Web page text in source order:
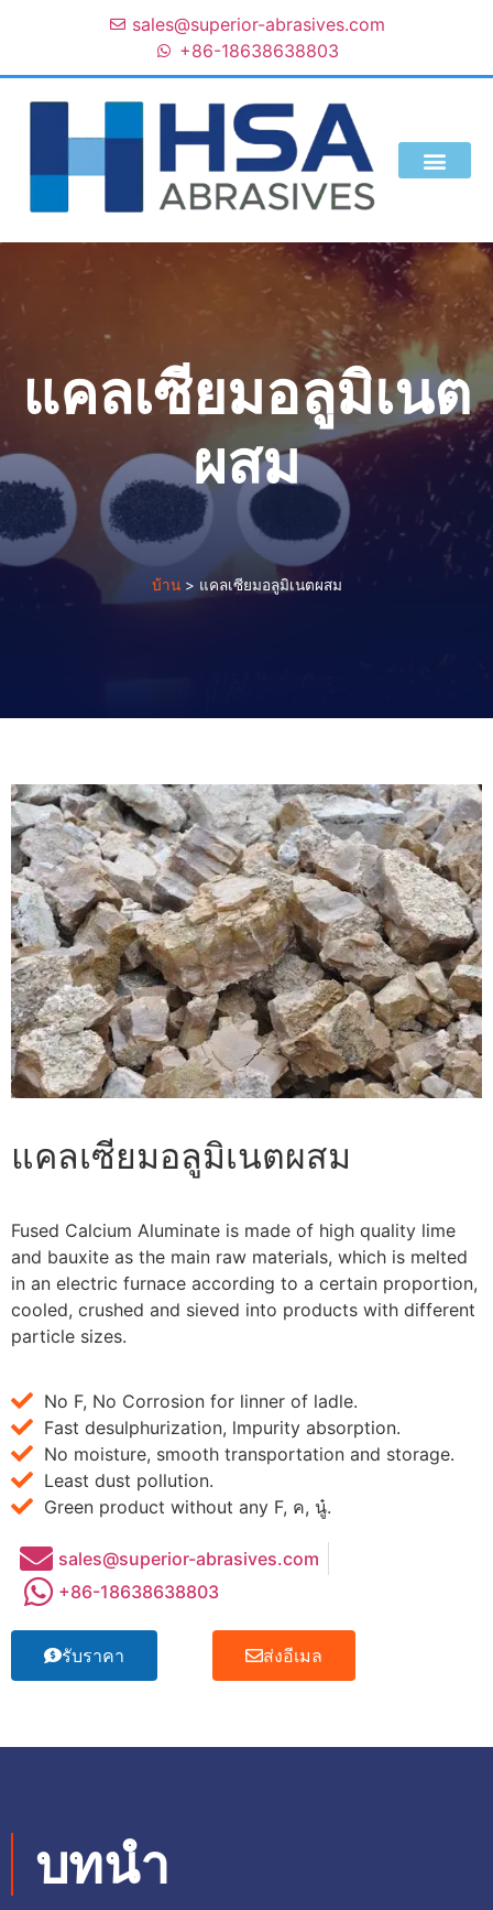
sales@superior-abrasives.com
+86-18638638803
แคลเซียมอลูมิเนต
ผสม
บ้าน> แคลเซียมอลูมิเนตผสม
แคลเซียมอลูมิเนตผสม
Fused Calcium Aluminate is made of high quality lime
and bauxite as the main raw materials, which is melted
in an electric furnace according to a certain proportion,
cooled, crushed and sieved into products with different
particle sizes.
No F, No Corrosion for linner of ladle.
Fast desulphurization, lmpurity absorption.
No moisture, smooth transportation and storage.
Least dust pollution.
Green product without any F, ค, นู๋.
sales@superior-abrasives.com
+86-18638638803
รับราคา ส่งอีเมล
บทนำ